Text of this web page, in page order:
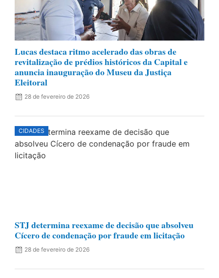
Lucas destaca ritmo acelerado das obras de
revitalização de prédios históricos da Capital e
anuncia inauguração do Museu da Justiça
Eleitoral
28 de fevereiro de 2026
CIDADES
STJ determina reexame de decisão que absolveu
Cícero de condenação por fraude em licitação
28 de fevereiro de 2026